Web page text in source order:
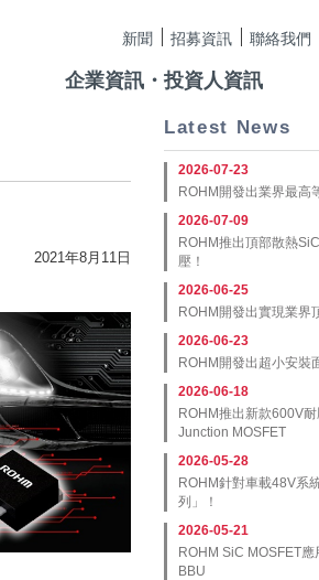
新聞 招募資訊 聯絡我們
企業資訊・投資人資訊
2021年8月11日
Latest News
2026-07-23
ROHM開發出業界最高
2026-07-09
ROHM推出頂部散熱
壓！
2026-06-25
ROHM開發出實現業界
2026-06-23
ROHM開發出超小安裝
2026-06-18
ROHM推出新款600V
Junction MOSFET
2026-05-28
ROHM針對車載48V系
列」！
2026-05-21
ROHM SiC MOSFET
BBU